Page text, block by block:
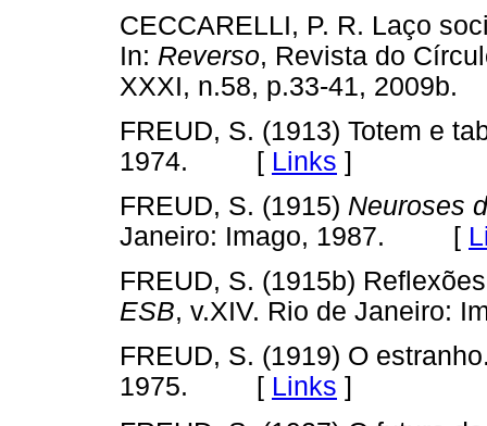
CECCARELLI, P. R. Laço
In: Reverso, Revista do
XXXI, n.58, p.33-41,
FREUD, S. (1913) Totem e
1974. [ Links ]
FREUD, S. (1915) Neuroses
Janeiro: Imago, 1987. [
FREUD, S. (1915b)
ESB, v.XIV. Rio de
FREUD, S. (1919) O
1975. [ Links ]